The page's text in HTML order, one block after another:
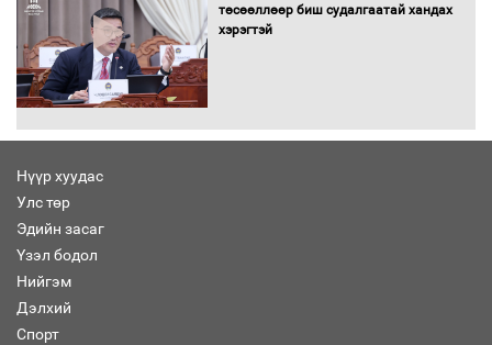
амжилт хүслээ
албан татварыг тэглэлээ
төсөөллөөр биш судалгаатай хандах
хэрэгтэй
Нүүр хуудас
Улс төр
Эдийн засаг
Үзэл бодол
Нийгэм
Дэлхий
Спорт